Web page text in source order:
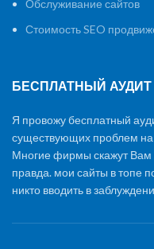
Обслуживание сайтов
Стоимость SEO
БЕСПЛАТНЫЙ
Я провожу бесплатный
существующих проблем
Многие фирмы скажут Вам
правда. мои сайты в топе
никто вводить в